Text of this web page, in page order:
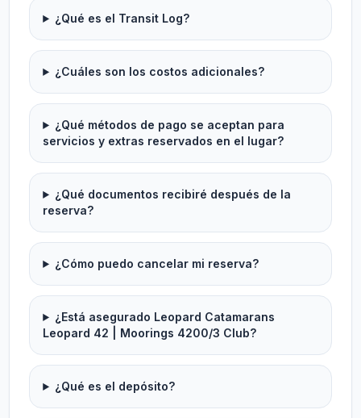
¿Qué es el Transit Log?
¿Cuáles son los costos adicionales?
¿Qué métodos de pago se aceptan para
servicios y extras reservados en el lugar?
¿Qué documentos recibiré después de la
reserva?
¿Cómo puedo cancelar mi reserva?
¿Está asegurado Leopard Catamarans
Leopard 42 | Moorings 4200/3 Club?
¿Qué es el depósito?